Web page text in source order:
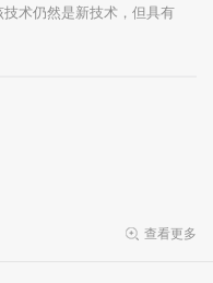
术仍然是新技术，但具有
查看更多